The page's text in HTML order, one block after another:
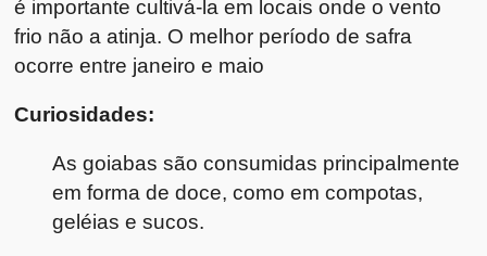
é importante cultivá-la em locais onde o vento
frio não a atinja. O melhor período de safra
ocorre entre janeiro e maio
Curiosidades:
As goiabas são consumidas principalmente
em forma de doce, como em compotas,
geléias e sucos.